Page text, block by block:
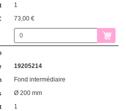
1
73,00 €
19205214
Fond intermédiaire
Ø 200 mm
1